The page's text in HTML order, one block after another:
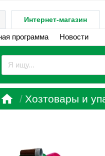
Интернет-магазин
программа Новости
 Хозтовары и